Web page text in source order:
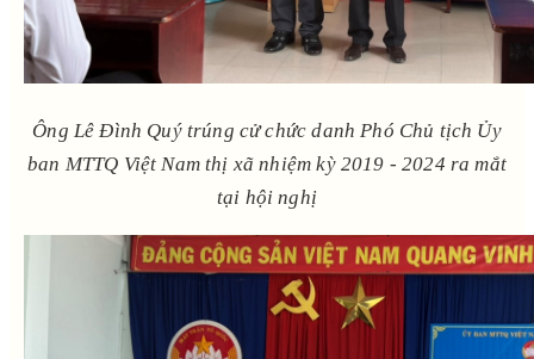
Ông Lê Đình Quý trúng cử chức danh Phó Chủ tịch Ủy
ban MTTQ Việt Nam thị xã nhiệm kỳ 2019 - 2024 ra mắt
tại hội nghị